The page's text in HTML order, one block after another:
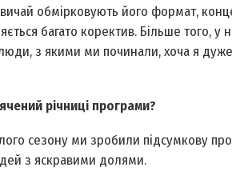
обмірковують його формат,
багато коректив. Більше того, у
з якими ми починали, хоча я
річниці програми?
сезону ми зробили підсумкову
з яскравими долями.